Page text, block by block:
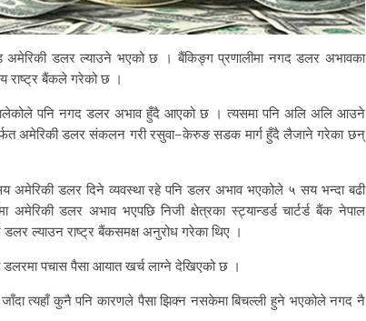
अमेरिकी डलर ल्याउने भएको छ । बैंकिङ्ग प्रणालीमा नगद डलर अभावका
राष्ट्र बैंकले गरेको छ ।
पनि नगद डलर अभाव हुँदै आएको छ । त्यसमा पनि अलि अलि आउने
मार्फत अमेरिकी डलर संकलन गरी रसुवा–केरुङ सडक मार्ग हुँदै लैजाने गरेका छन्
अमेरिकी डलर दिने व्यवस्था रहे पनि डलर अभाव भएकोले ५ सय भन्दा बढी
डलर अभाव भएपछि निजी क्षेत्रका स्ट्यान्डर्ड चार्टर्ड बैंक नेपाल
ल्याउन राष्ट्र बैंकसमक्ष अनुरोध गरेका थिए ।
पचास पैसा आयात खर्च लाग्ने देखिएको छ ।
त्यहाँ कुनै पनि कारणले पैसा झिक्न नसकेमा बिचल्ली हुने भएकोले नगद नै